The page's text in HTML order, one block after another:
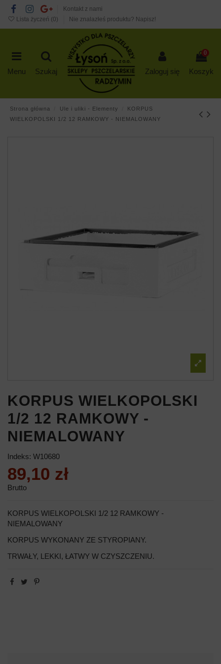
Kontakt z nami
Lista życzeń (0) Nie znalazłeś produktu? Napisz!
Menu Szukaj Zaloguj się
0
Koszyk
Strona główna Ule i uliki - Elementy
KORPUS
WIELKOPOLSKI 1/2 12 RAMKOWY - NIEMALOWANY
KORPUS WIELKOPOLSKI
1/2 12 RAMKOWY -
NIEMALOWANY
Indeks: W10680
89,10 zł
Brutto
KORPUS WIELKOPOLSKI 1/2 12 RAMKOWY -
NIEMALOWANY
KORPUS WYKONANY ZE STYROPIANY.
TRWAŁY, LEKKI, ŁATWY W CZYSZCZENIU.